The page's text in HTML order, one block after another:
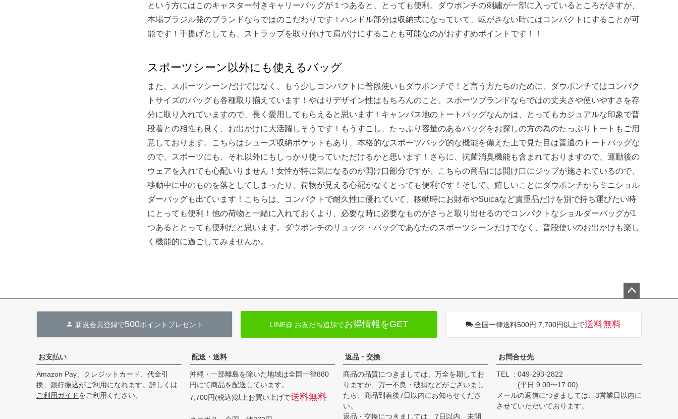
という方にはこのキャスター付きキャリーバッグが１つあると、とっても便利。ダウポンチの刺繡が一部に入っているところがさすが、
本場ブラジル発のブランドならではのこだわりです！ハンドル部分は収納式になっていて、転がさない時にはコンパクトにすることが可
能です！手提げとしても、ストラップを取り付けて肩がけにすることも可能なのがおすすめポイントです！！
スポーツシーン以外にも使えるバッグ
また、スポーツシーンだけではなく、もう少しコンパクトに普段使いもダウポンチで！と言う方たちのために、ダウポンチではコンパク
トサイズのバッグも各種取り揃えています！やはりデザイン性はもちろんのこと、スポーツブランドならではの丈夫さや使いやすさを存
分に取り入れていますので、長く愛用してもらえると思います！キャンパス地のトートバッグなんかは、とってもカジュアルな印象で普
段着との相性も良く、お出かけに大活躍しそうです！もうすこし、たっぷり容量のあるバッグをお探しの方の為のたっぷりトートもご用
意しております。こちらはシューズ収納ポケットもあり、本格的なスポーツバッグ的な機能を備えた上で見た目は普通のトートバッグな
ので、スポーツにも、それ以外にもしっかり使っていただけるかと思います！さらに、抗菌消臭機能も含まれておりますので、運動後の
ウェアを入れても心配いりません！女性が特に気になるのが開け口部分ですが、こちらの商品には開け口にジップが施されているので、
移動中に中のものを落としてしまったり、荷物が見える心配がなくとっても便利です！そして、嬉しいことにダウポンチからミニショル
ダーバッグも出ています！こちらは、コンパクトで耐久性に優れていて、移動時にお財布やSuicaなど貴重品だけを別で持ち運びたい時
にとっても便利！他の荷物と一緒に入れておくより、必要な時に必要なものがさっと取り出せるのでコンパクトなショルダーバッグが1
つあるととっても便利だと思います。ダウポンチのリュック・バッグであなたのスポーツシーンだけでなく、普段使いのお出かけも楽し
く機能的に過ごしてみませんか。
へ
新規会員登録で500ポイントプレゼント LINE@ お友だち追加でお得情報をGET 全国一律送料500円 7,700円以上で送料無料
お支払い
Amazon Pay、クレジットカード、代金引
換、銀行振込がご利用になれます。詳しくは
ご利用ガイドをご利用ください。
配送・送料
沖縄・一部離島を除いた地域は全国一律880
円にて商品を配送しています。
7,700円(税込)以上お買い上げで送料無料
返品・交換
商品の品質につきましては、万全を期してお
りますが、万一不良・破損などがございまし
たら、商品到着後7日以内にお知らせくださ
い。
返品・交換につきましては、7日以内、未開
お問合せ先
TEL
049-293-2822
(平日 9:00〜17:00)
メールの返信につきましては、3営業日以内に
させていただいております。